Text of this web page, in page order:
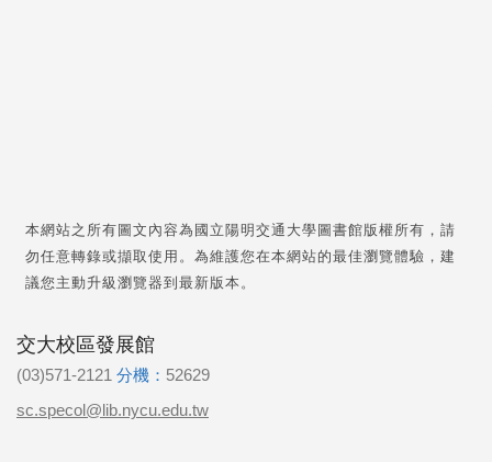
本網站之所有圖文內容為國立陽明交通大學圖書館版權所有，請
勿任意轉錄或擷取使用。為維護您在本網站的最佳瀏覽體驗，建
議您主動升級瀏覽器到最新版本。
交大校區發展館
(03)571-2121 分機： 52629
sc.specol@lib.nycu.edu.tw